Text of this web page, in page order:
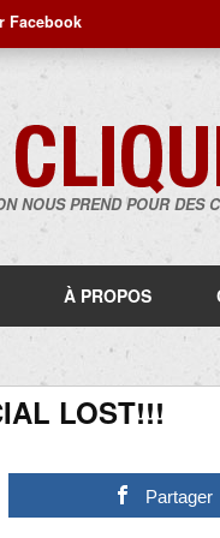
Facebook
NOUS PREND POUR DES
À PROPOS
LOST!!!
Partager